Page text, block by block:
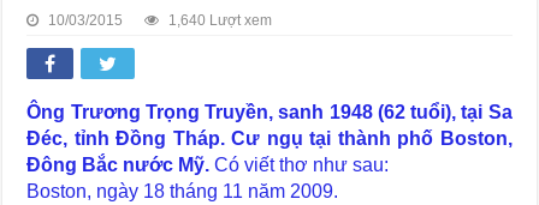
10/03/2015 1,640 Lượt xem
Ông Trương Trọng Truyền, sanh 1948 (62 tuổi), tại Sa
Đéc, tỉnh Đồng Tháp. Cư ngụ tại thành phố Boston,
Đông Bắc nước Mỹ. Có viết thơ như sau:
Boston, ngày 18 tháng 11 năm 2009.